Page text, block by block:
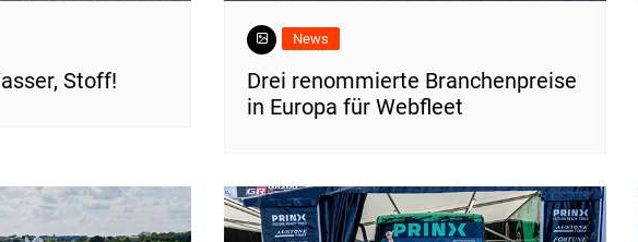
Stoff!
News
Drei renommierte Branchenpreise
in Europa für Webfleet